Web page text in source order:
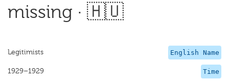
missing · 🇭🇺
English Name
Legitimists
Time
1929–1929